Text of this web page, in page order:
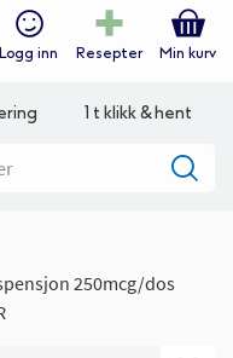
Logg inn Resepter Min kurv
1 t klikk & hent
250mcg/dos